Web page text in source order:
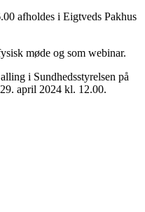
afholdes i Eigtveds Pakhus
møde og som webinar.
i Sundhedsstyrelsen på
april 2024 kl. 12.00.